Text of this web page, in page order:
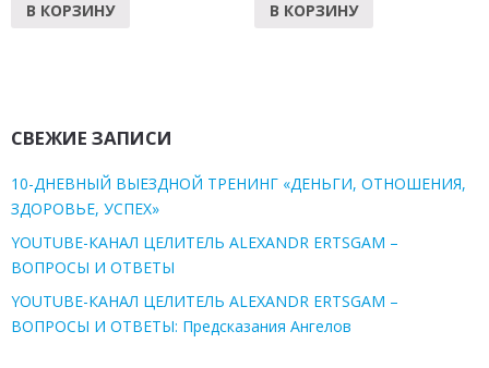
В КОРЗИНУ В КОРЗИНУ
СВЕЖИЕ ЗАПИСИ
10-ДНЕВНЫЙ ВЫЕЗДНОЙ ТРЕНИНГ «ДЕНЬГИ, ОТНОШЕНИЯ,
ЗДОРОВЬЕ, УСПЕХ»
YOUTUBE-КАНАЛ ЦЕЛИТЕЛЬ ALEXANDR ERTSGAM –
ВОПРОСЫ И ОТВЕТЫ
YOUTUBE-КАНАЛ ЦЕЛИТЕЛЬ ALEXANDR ERTSGAM –
ВОПРОСЫ И ОТВЕТЫ: Предсказания Ангелов